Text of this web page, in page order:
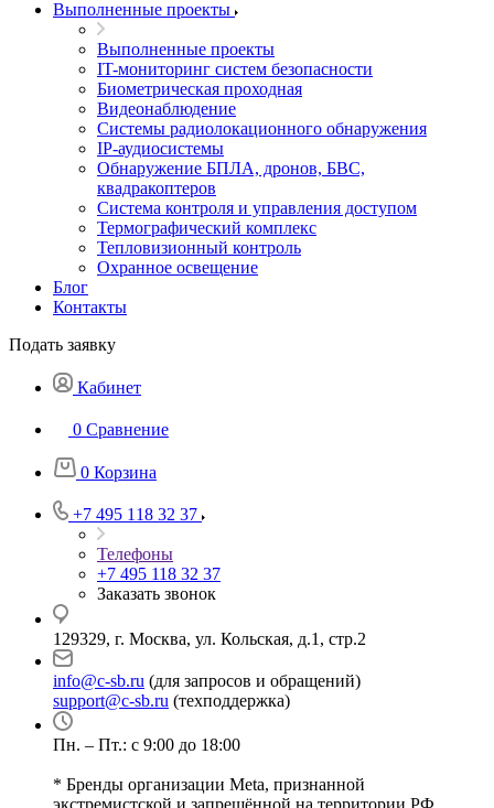
Выполненные проекты
Выполненные проекты
IT-мониторинг систем безопасности
Биометрическая проходная
Видеонаблюдение
Системы радиолокационного обнаружения
IP-аудиосистемы
Обнаружение БПЛА, дронов, БВС,
квадракоптеров
Система контроля и управления доступом
Термографический комплекс
Тепловизионный контроль
Охранное освещение
Блог
Контакты
Подать заявку
Кабинет
0 Сравнение
0 Корзина
+7 495 118 32 37
Телефоны
+7 495 118 32 37
Заказать звонок
129329, г. Москва, ул. Кольская, д.1, стр.2
info@c-sb.ru (для запросов и обращений)
support@c-sb.ru (техподдержка)
Пн. – Пт.: с 9:00 до 18:00
* Бренды организации Meta, признанной
экстремистской и запрещённой на территории РФ